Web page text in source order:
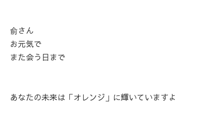
俞さん
お元気で
また会う日まで
あなたの未来は「オレンジ」に輝いていますよ